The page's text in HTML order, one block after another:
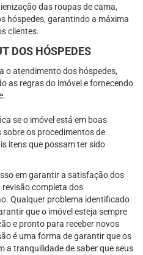
das roupas de cama,
hóspedes, garantindo a máxima
clientes.
DOS HÓSPEDES
o atendimento dos hóspedes,
as regras do imóvel e fornecendo
se o imóvel está em boas
os procedimentos de
itens que possam ter sido
em garantir a satisfação dos
revisão completa dos
Qualquer problema identificado
que o imóvel esteja sempre
e pronto para receber novos
é uma forma de garantir que os
a tranquilidade de saber que seus